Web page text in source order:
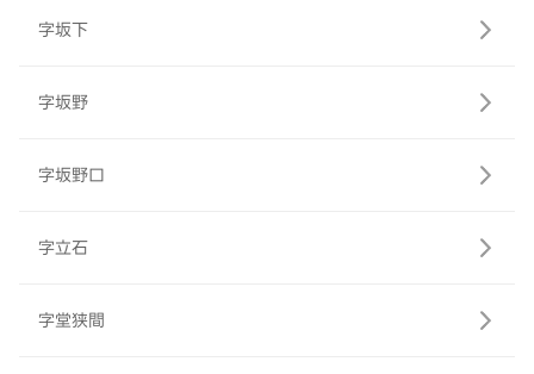
字坂下
字坂野
字坂野口
字立石
字堂狭間